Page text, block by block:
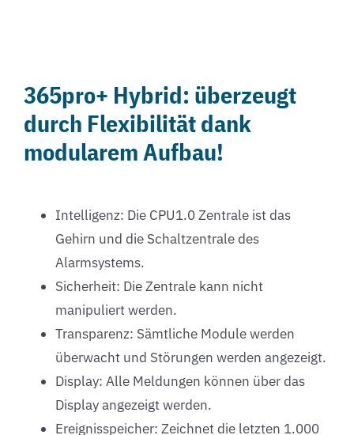
365pro+ Hybrid: überzeugt
durch Flexibilität dank
modularem Aufbau!
Intelligenz: Die CPU1.0 Zentrale ist das
Gehirn und die Schaltzentrale des
Alarmsystems.
Sicherheit: Die Zentrale kann nicht
manipuliert werden.
Transparenz: Sämtliche Module werden
überwacht und Störungen werden angezeigt.
Display: Alle Meldungen können über das
Display angezeigt werden.
Ereignisspeicher: Zeichnet die letzten 1.000